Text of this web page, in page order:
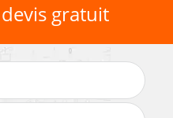
gratuit